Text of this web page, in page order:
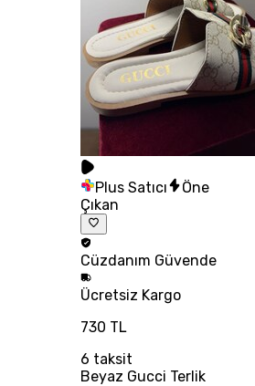
Plus Satıcı
Öne
Çıkan
Cüzdanım Güvende
Ücretsiz Kargo
730 TL
6 taksit
Beyaz Gucci Terlik